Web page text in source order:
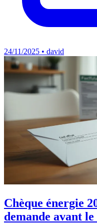
24/11/2025 • david
Chèque énergie
demande avant